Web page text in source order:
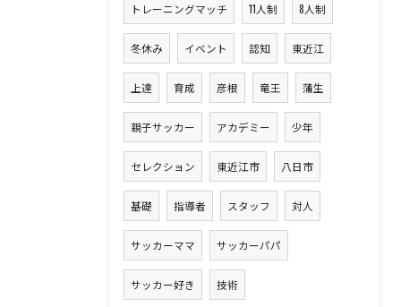
トレーニングマッチ 11人制 8人制
冬休み イベント 認知 東近江
上達 育成 彦根 竜王 蒲生
親子サッカー アカデミー 少年
セレクション 東近江市 八日市
基礎 指導者 スタッフ 対人
サッカーママ サッカーパパ
サッカー好き 技術